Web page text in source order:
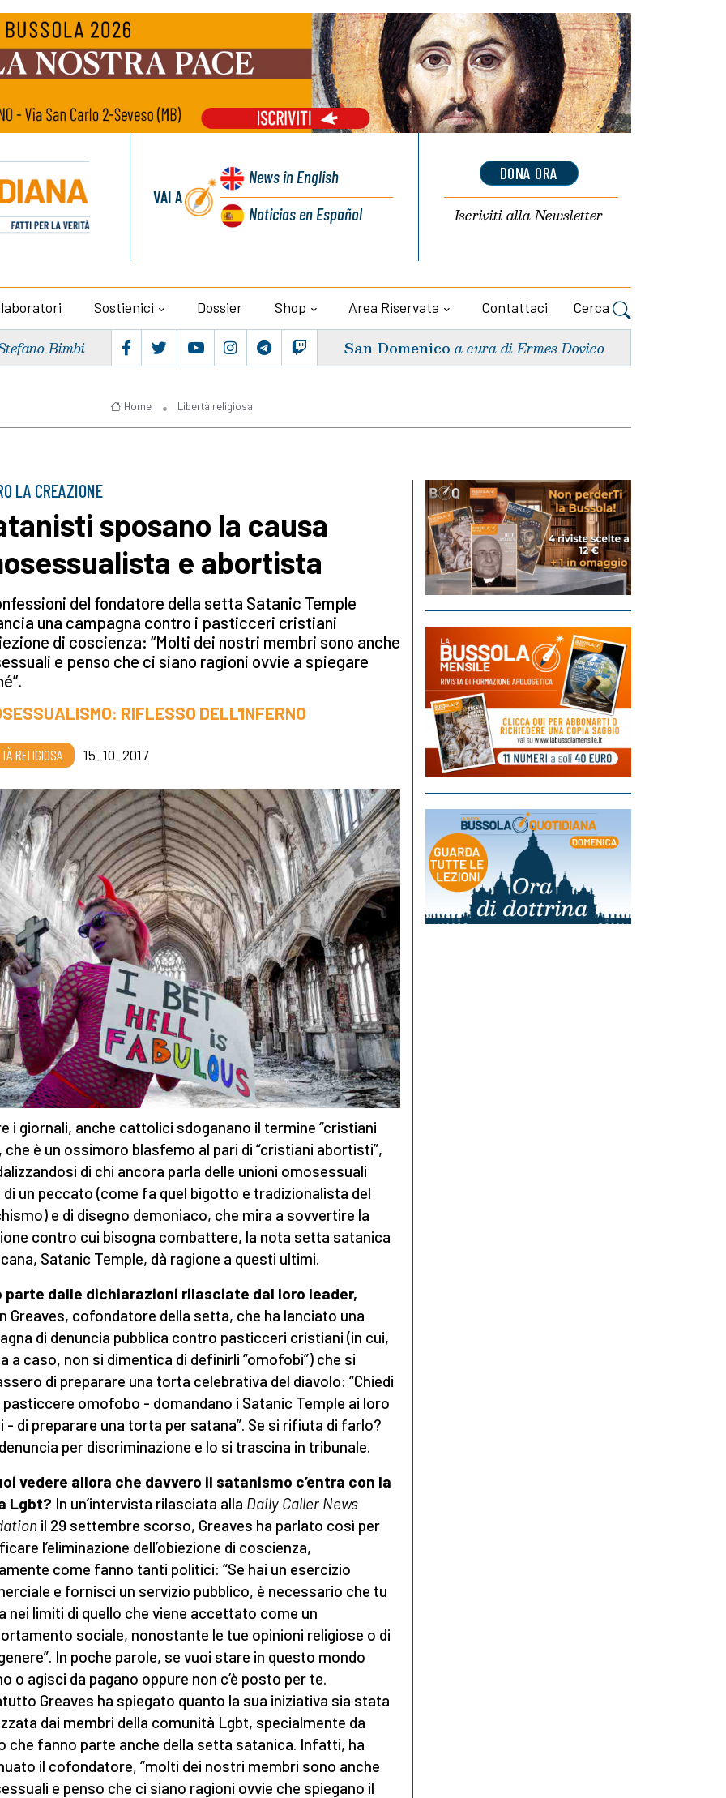
VAI A
Newsin English
Noticiasen Español
DONA ORA
Iscriviti allaNewsletter
Sostienici Dossier Shop Area Riservata Contattaci Cerca
Bimbi San Domenico a cura di Ermes Dovico
Home Libertà religiosa
LA CREAZIONE
sposano la causa
e abortista
del fondatore della setta Satanic Temple
una campagna contro i pasticceri cristiani
di coscienza: “Molti dei nostri membri sono anche
e penso che ci siano ragioni ovvie a spiegare
RIFLESSO DELL'INFERNO
RELIGIOSA 15_10_2017
i giornali, anche cattolici sdoganano il termine “cristiani
che è un ossimoro blasfemo al pari di “cristiani abortisti”,
di chi ancora parla delle unioni omosessuali
un peccato (come fa quel bigotto e tradizionalista del
e di disegno demoniaco, che mira a sovvertire la
contro cui bisogna combattere, la nota setta satanica
Satanic Temple, dà ragione a questi ultimi.
parte dalle dichiarazioni rilasciate dal loro leader,
Greaves, cofondatore della setta, che ha lanciato una
di denuncia pubblica contro pasticceri cristiani (in cui,
a caso, non si dimentica di definirli “omofobi”) che si
di preparare una torta celebrativa del diavolo: “Chiedi
omofobo - domandano i Satanic Temple ai loro
- di preparare una torta per satana”. Se si rifiuta di farlo?
per discriminazione e lo si trascina in tribunale.
vedere allora che davvero il satanismo c’entra con la
Lgbt? In un’intervista rilasciata alla Daily Caller News
il 29 settembre scorso, Greaves ha parlato così per
l’eliminazione dell’obiezione di coscienza,
come fanno tanti politici: “Se hai un esercizio
e fornisci un servizio pubblico, è necessario che tu
nei limiti di quello che viene accettato come un
sociale, nonostante le tue opinioni religiose o di
In poche parole, se vuoi stare in questo mondo
o agisci da pagano oppure non c’è posto per te.
Greaves ha spiegato quanto la sua iniziativa sia stata
dai membri della comunità Lgbt, specialmente da
che fanno parte anche della setta satanica. Infatti, ha
il cofondatore, “molti dei nostri membri sono anche
e penso che ci siano ragioni ovvie che spiegano il